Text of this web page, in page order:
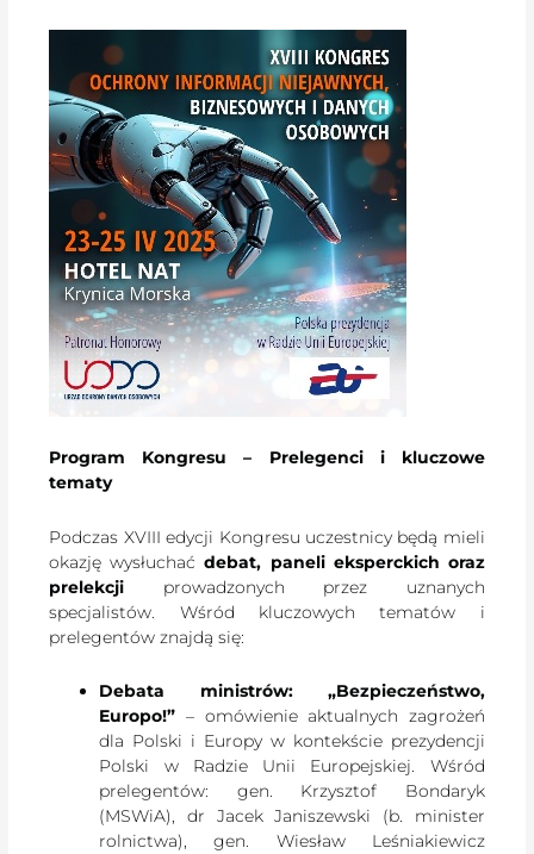
Program Kongresu – Prelegenci i kluczowe
tematy
Podczas XVIII edycji Kongresu uczestnicy będą mieli
okazję wysłuchaćdebat, paneli eksperckich oraz
prelekcji prowadzonych przez uznanych
specjalistów. Wśród kluczowych tematów i
prelegentów znajdą się:
Debata ministrów: „Bezpieczeństwo,
Europo!” – omówienie aktualnych zagrożeń
dla Polski i Europy w kontekście prezydencji
Polski w Radzie Unii Europejskiej. Wśród
prelegentów: gen. Krzysztof Bondaryk
(MSWiA), dr Jacek Janiszewski (b. minister
rolnictwa), gen. Wiesław Leśniakiewicz